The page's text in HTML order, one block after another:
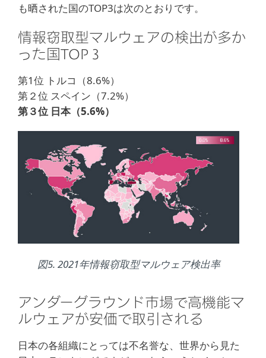
も晒された国のTOP3は次のとおりです。
情報窃取型マルウェアの検出が多か
った国TOP３
第1位 トルコ（8.6%）
第２位 スペイン（7.2%）
第３位 日本（5.6%）
図5. 2021年情報窃取型マルウェア検出率
アンダーグラウンド市場で高機能マ
ルウェアが安価で取引される
日本の各組織にとっては不名誉な、世界から見た